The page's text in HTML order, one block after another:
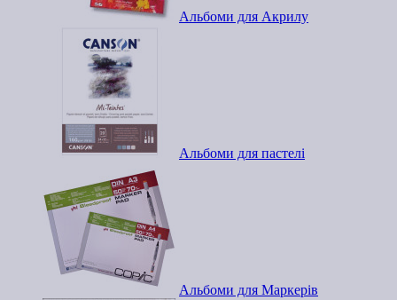
Альбоми для Акрилу
Альбоми для пастелі
Альбоми для Маркерів